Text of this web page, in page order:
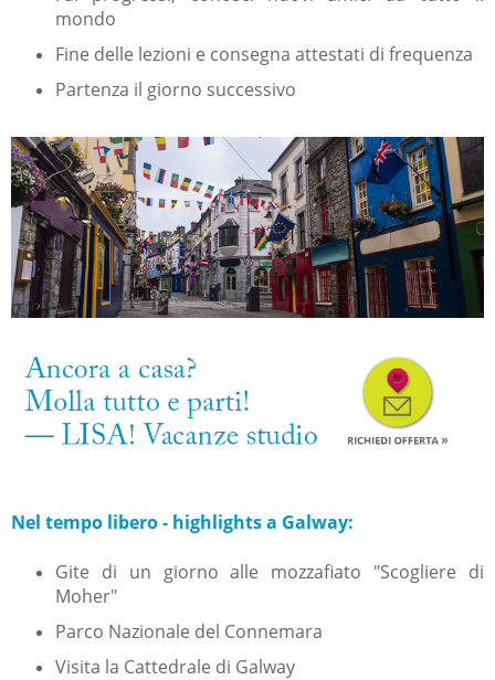
mondo
Fine delle lezioni e consegna attestati di frequenza
Partenza il giorno successivo
Nel tempo libero - highlights a Galway:
Gite di un giorno alle mozzafiato "Scogliere di
Moher"
Parco Nazionale del Connemara
Visita la Cattedrale di Galway